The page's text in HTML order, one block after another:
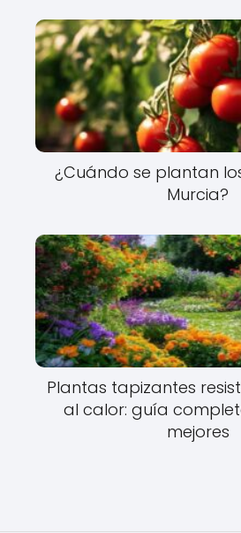
¿Cuándo se plantan
Murcia?
Plantas tapizantes
al calor: guía
mejores